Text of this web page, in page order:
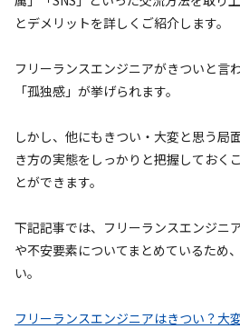
とデメリットを詳しくご紹介します。
フリーランスエンジニアがきついと言
「孤独感」が挙げられます。
しかし、他にもきつい・大変と思う局
き方の実態をしっかりと把握しておく
とができます。
下記記事では、フリーランスエンジニ
や不安要素についてまとめているため
い。
フリーランスエンジニアはきつい？大